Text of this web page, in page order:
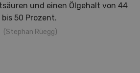
und einen Ölgehalt von 44
bis 50 Prozent.
(Stephan Rüegg)